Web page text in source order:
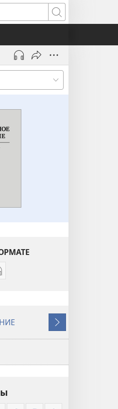
Поиск
Далее